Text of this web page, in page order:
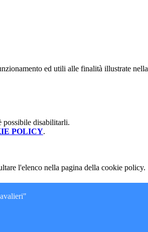
ed utili alle finalità illustrate nella
possibile disabilitarli.
POLICY.
l'elenco nella pagina della cookie policy.